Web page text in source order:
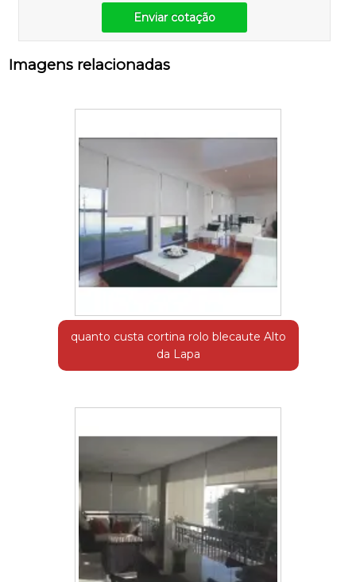
Enviar cotação
Imagens relacionadas
quanto custa cortina rolo blecaute Alto
da Lapa